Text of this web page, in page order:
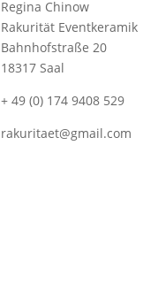
Regina Chinow
Rakurität Eventkeramik
Bahnhofstraße 20
18317 Saal
+ 49 (0) 174 9408 529
rakuritaet@gmail.com